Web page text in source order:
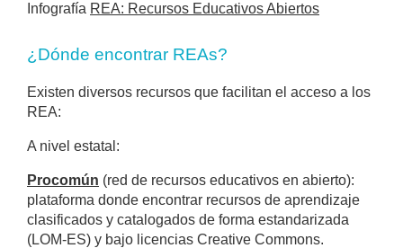
Infografía REA: Recursos Educativos Abiertos
¿Dónde encontrar REAs?
Existen diversos recursos que facilitan el acceso a los
REA:
A nivel estatal:
Procomún (red de recursos educativos en abierto):
plataforma donde encontrar recursos de aprendizaje
clasificados y catalogados de forma estandarizada
(LOM-ES) y bajo licencias Creative Commons.